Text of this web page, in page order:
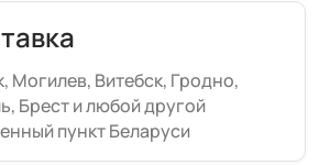
Могилев, Витебск, Гродно,
Брест и любой другой
пункт Беларуси